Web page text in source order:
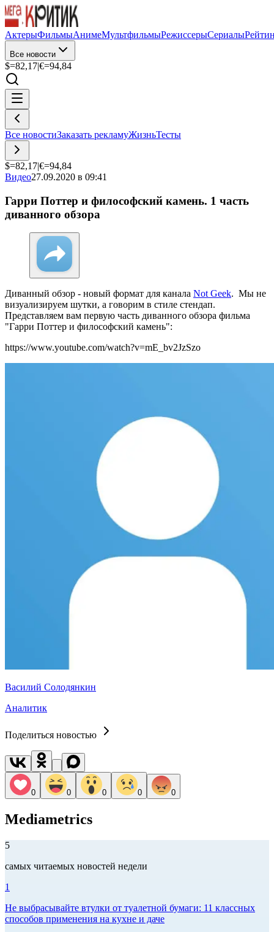
АктерыФильмыАнимеМультфильмыРежиссерыСериалы
Все новости
$=82,17|€=94,84
Все новостиЗаказать рекламуЖизньТесты
$=82,17|€=94,84
Видео27.09.2020 в 09:41
Гарри Поттер и философский камень. 1 часть
диванного обзора
Диванный обзор - новый формат для канала Not Geek. Мы не
визуализируем шутки, а говорим в стиле стендап.
Представляем вам первую часть диванного обзора фильма
"Гарри Поттер и философский камень":
https://www.youtube.com/watch?v=mE_bv2JzSzo
Василий Солодянкин
Аналитик
Поделиться новостью
0 0 0 0 0
Mediametrics
5
самых читаемых новостей недели
1
Не выбрасывайте втулки от туалетной бумаги: 11 классных
способов применения на кухне и даче